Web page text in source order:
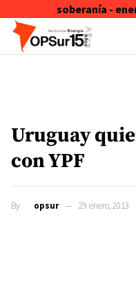
soberanía -
Skip to content
Uruguay
con YPF
By opsur 29 enero, 2013